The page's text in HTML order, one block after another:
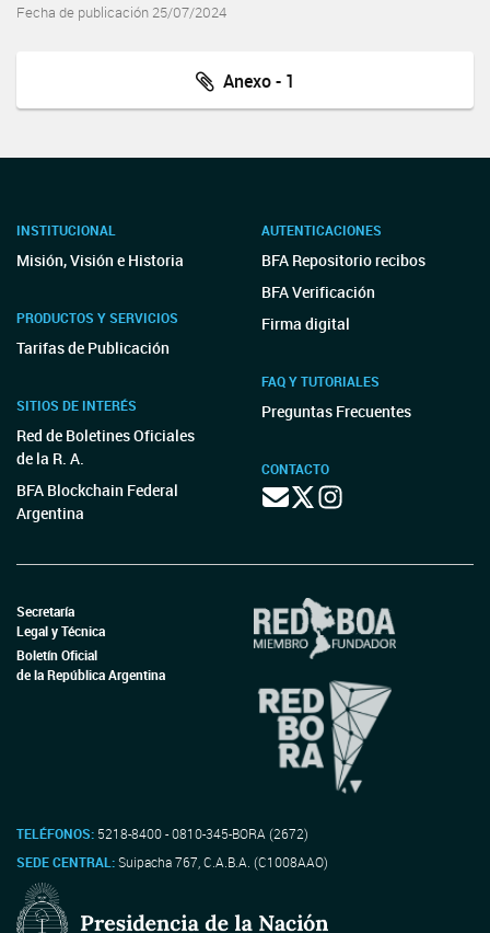
Fecha de publicación 25/07/2024
Anexo - 1
INSTITUCIONAL
Misión, Visión e Historia
PRODUCTOS Y SERVICIOS
Tarifas de Publicación
SITIOS DE INTERÉS
Red de Boletines Oficiales
de la R. A.
BFA Blockchain Federal
Argentina
AUTENTICACIONES
BFA Repositorio recibos
BFA Verificación
Firma digital
FAQ Y TUTORIALES
Preguntas Frecuentes
CONTACTO
Secretaría
Legal y Técnica
Boletín Oficial
de la República Argentina
TELÉFONOS: 5218-8400 - 0810-345-BORA (2672)
SEDE CENTRAL:Suipacha 767, C.A.B.A. (C1008AAO)